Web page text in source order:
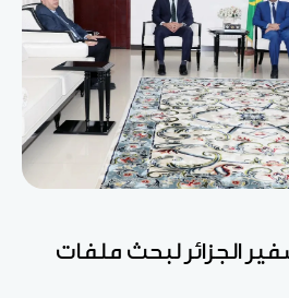
الجزائر لبحث ملفات